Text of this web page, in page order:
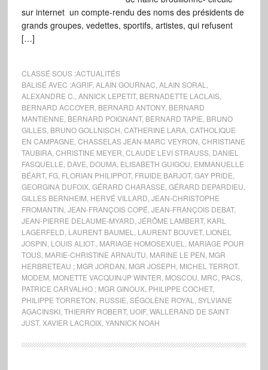
sur internet un compte-rendu des noms des présidents de
grands groupes, vedettes, sportifs, artistes, qui refusent
[…]
CLASSÉ SOUS :ACTUALITÉS
BALISÉ AVEC :AGRIF, ALAIN GOURNAC ALAIN SORAL
ALEXANDRE C. ANNICK LEPETIT, BERNADETTE LACLAIS,
BERNARD ACCOYER BERNARD ANTONY, BERNARD
MANTIENNE BERNARD POIGNANT, BERNARD TAPIE BRUNO
GILLES, BRUNO GOLLNISCH CATHERINE LARA, CATHOLIQUE
EN CAMPAGNE CHASSELAS JEAN-MARC VEYRON CHRISTIANE
TAUBIRA, CHRISTINE MEYER CLAUDE LEVI STRAUSS, DANIEL
FASQUELLE DAVE DOUMA, ELISABETH GUIGOU EMMANUELLE
BÉART, FG, FLORIAN PHILIPPOT, FRIJIDE BARJOT, GAY PRIDE
GEORGINA DUFOIX, GÉRARD CHARASSE GÉRARD DEPARDIEU
GILLES BERNHEIM HERVÉ VILLARD JEAN-CHRISTOPHE
FROMANTIN JEAN-FRANÇOIS COPÉ JEAN-FRANÇOIS DEBAT,
JEAN-PIERRE DELAUME-MYARD JÉRÔME LAMBERT, KARL
LAGERFELD LAURENT BAUMEL LAURENT BOUVET, LIONEL
JOSPIN LOUIS ALIOT. MARIAGE HOMOSEXUEL
MARIAGE POUR
TOUS, MARIE-CHRISTINE ARNAUTU MARINE LE PEN MGR
HERBRETEAU ; MGR JORDAN MGR JOSEPH MICHEL TERROT,
MODEM MONETTE VACQUIN/JP WINTER MOSCOU MRC PACS,
PATRICE CARVALHO ; MGR GINOUX, PHILIPPE COCHET,
PHILIPPE TORRETON RUSSIE SÉGOLÈNE ROYAL
SYLVIANE
AGACINSKI, THIERRY ROBERT, UOIF, WALLERAND DE SAINT
JUST, XAVIER LACROIX, YANNICK NOAH